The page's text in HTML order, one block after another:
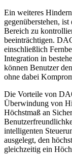
Ein weiteres
gegenüberstehen,
Bereich zu
beeinträchtigen.
einschließlich
Integration in
können Benutzer
ohne dabei
Die Vorteile von
Überwindung von
Höchstmaß an
intelligenten
ausgelegt, den
gleichzeitig ein